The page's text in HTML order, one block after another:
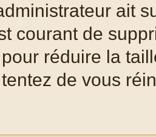
ait
courant de
réduire la
de vous